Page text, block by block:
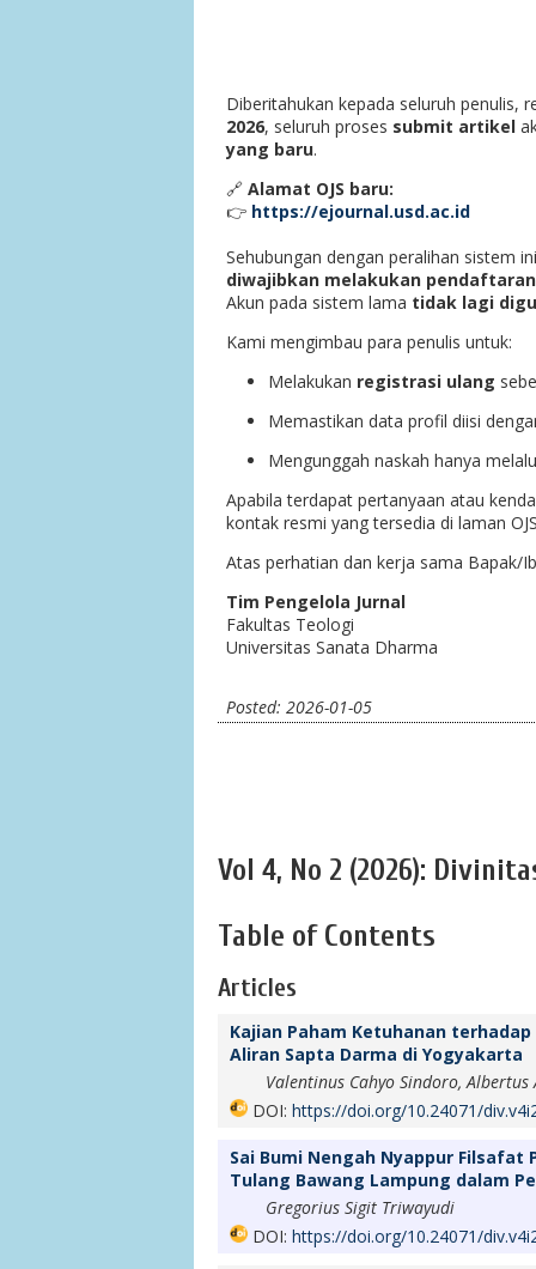
Diberitahukan kepada seluruh penulis,
2026, seluruh proses submit artikel
yang baru.
🔗 Alamat OJS baru:
👉 https://ejournal.usd.ac.id
Sehubungan dengan peralihan sistem
diwajibkan melakukan
Akun pada sistem lama tidak lagi
Kami mengimbau para penulis untuk:
Melakukan registrasi ulang
Memastikan data profil diisi
Mengunggah naskah hanya
Apabila terdapat pertanyaan atau
kontak resmi yang tersedia di laman
Atas perhatian dan kerja sama Bapak/
Tim Pengelola Jurnal
Fakultas Teologi
Universitas Sanata Dharma
Posted: 2026-01-05
Vol 4, No 2 (2026):
Table of Contents
Articles
Kajian Paham Ketuhanan
Aliran Sapta Darma di Yogyakarta
Valentinus Cahyo Sindoro,
DOI: https://doi.org/10.24071/
Sai Bumi Nengah Nyappur
Tulang Bawang Lampung dalam
Gregorius Sigit Triwayudi
DOI: https://doi.org/10.24071/